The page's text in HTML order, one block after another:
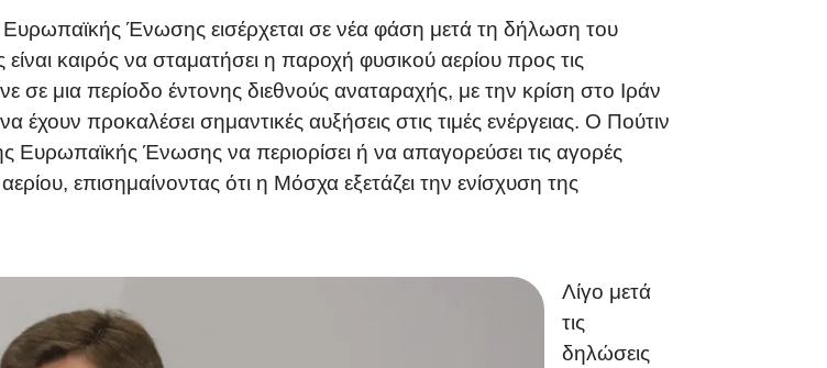
Ευρωπαϊκής Ένωσης εισέρχεται σε νέα φάση μετά τη δήλωση του
καιρός να σταματήσει η παροχή φυσικού αερίου προς τις
σε μια περίοδο έντονης διεθνούς αναταραχής, με την κρίση στο Ιράν
προκαλέσει σημαντικές αυξήσεις στις τιμές ενέργειας. Ο Πούτιν
Ευρωπαϊκής Ένωσης να περιορίσει ή να απαγορεύσει τις αγορές
επισημαίνοντας ότι η Μόσχα εξετάζει την ενίσχυση της
Λίγο μετά
τις
δηλώσεις